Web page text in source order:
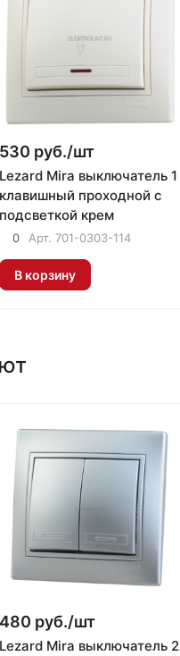
530 руб./шт
Lezard Mira выключатель 1
клавишный проходной с
подсветкой крем
0 Арт. 701-0303-114
В корзину
480 руб./шт
Lezard Mira выключатель 2